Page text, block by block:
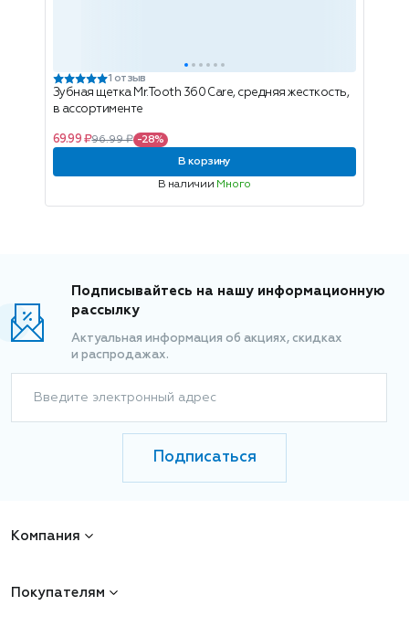
1 отзыв
Зубная щетка Mr.Tooth 360 Care, средняя жесткость,
в ассортименте
69.99 ₽96.99 ₽ -28%
В корзину
В наличии Много
Подписывайтесь на нашу информационную
рассылку
Актуальная информация об акциях, скидках
и распродажах.
Введите электронный адрес
Подписаться
Компания
Покупателям